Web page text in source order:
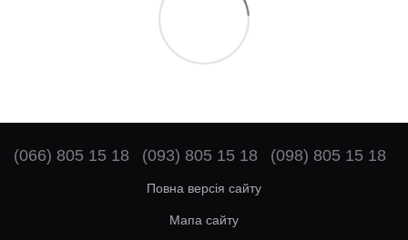
(066) 805 15 18 (093) 805 15 18 (098) 805 15 18
Повна версія сайту
Мапа сайту